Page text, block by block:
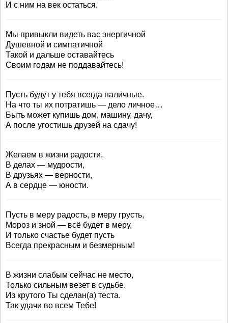
И с ним на век остаться.
Мы привыкли видеть вас энергичной
Душевной и симпатичной
Такой и дальше оставайтесь
Своим годам не поддавайтесь!
Пусть будут у тебя всегда наличные.
На что ты их потратишь — дело личное…
Быть может купишь дом, машину, дачу,
А после угостишь друзей на сдачу!
Желаем в жизни радости,
В делах — мудрости,
В друзьях — верности,
А в сердце — юности.
Пусть в меру радость, в меру грусть,
Мороз и зной — всё будет в меру,
И только счастье будет пусть
Всегда прекрасным и безмерным!
В жизни слабым сейчас не место,
Только сильным везет в судьбе.
Из крутого Ты сделан(а) теста.
Так удачи во всем Тебе!